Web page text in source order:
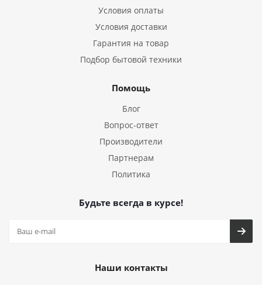
Условия оплаты
Условия доставки
Гарантия на товар
Подбор бытовой техники
Помощь
Блог
Вопрос-ответ
Производители
Партнерам
Политика
Будьте всегда в курсе!
Наши контакты